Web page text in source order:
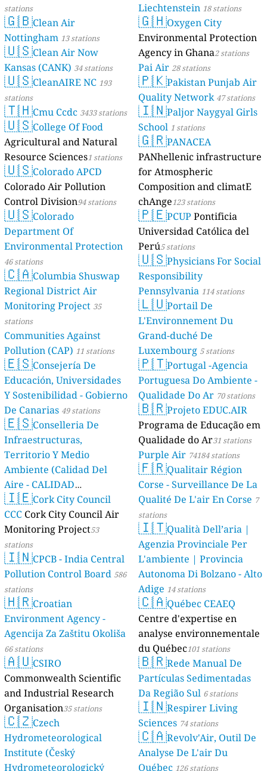
stations
🇬🇧Clean Air
Nottingham 13 stations
🇺🇸Clean Air Now
Kansas (CANK) 34 stations
🇺🇸CleanAIRE NC 193
stations
🇹🇭Cmu Ccdc 3433 stations
🇺🇸College Of Food
Agricultural and Natural
Resource Sciences1 stations
🇺🇸Colorado APCD
Colorado Air Pollution
Control Division94 stations
🇺🇸Colorado
Department Of
Environmental Protection
46 stations
🇨🇦Columbia Shuswap
Regional District Air
Monitoring Project 35
stations
Communities Against
Pollution (CAP) 11 stations
🇪🇸Consejería De
Educación, Universidades
Y Sostenibilidad - Gobierno
De Canarias 49 stations
🇪🇸Conselleria De
Infraestructuras,
Territorio Y Medio
Ambiente (Calidad Del
Aire - CALIDAD
AMBIENTAL) 23 stations
🇮🇪Cork City Council
CCC Cork City Council Air
Monitoring Project53
stations
🇮🇳CPCB - India Central
Pollution Control Board 586
stations
🇭🇷Croatian
Environment Agency -
Agencija Za Zaštitu Okoliša
66 stations
🇦🇺CSIRO
Commonwealth Scientific
and Industrial Research
Organisation35 stations
🇨🇿Czech
Hydrometeorological
Institute (Český
Hydrometeorologický
Liechtenstein 18 stations
🇬🇭Oxygen City
Environmental Protection
Agency in Ghana2 stations
Pai Air 28 stations
🇵🇰Pakistan Punjab Air
Quality Network 47 stations
🇮🇳Paljor Naygyal Girls
School 1 stations
🇬🇷PANACEA
PANhellenic infrastructure
for Atmospheric
Composition and climatE
chAnge123 stations
🇵🇪PCUP Pontificia
Universidad Católica del
Perú5 stations
🇺🇸Physicians For Social
Responsibility
Pennsylvania 114 stations
🇱🇺Portail De
L'Environnement Du
Grand-duché De
Luxembourg 5 stations
🇵🇹Portugal -Agencia
Portuguesa Do Ambiente -
Qualidade Do Ar 70 stations
🇧🇷Projeto EDUC.AIR
Programa de Educação em
Qualidade do Ar31 stations
Purple Air 74184 stations
🇫🇷Qualitair Région
Corse - Surveillance De La
Qualité De L'air En Corse 7
stations
🇮🇹Qualità Dell’aria |
Agenzia Provinciale Per
L'ambiente | Provincia
Autonoma Di Bolzano - Alto
Adige 14 stations
🇨🇦Québec CEAEQ
Centre d'expertise en
analyse environnementale
du Québec101 stations
🇧🇷Rede Manual De
Partículas Sedimentadas
Da Região Sul 6 stations
🇮🇳Respirer Living
Sciences 74 stations
🇨🇦Revolv'Air, Outil De
Analyse De L'air Du
Québec 126 stations